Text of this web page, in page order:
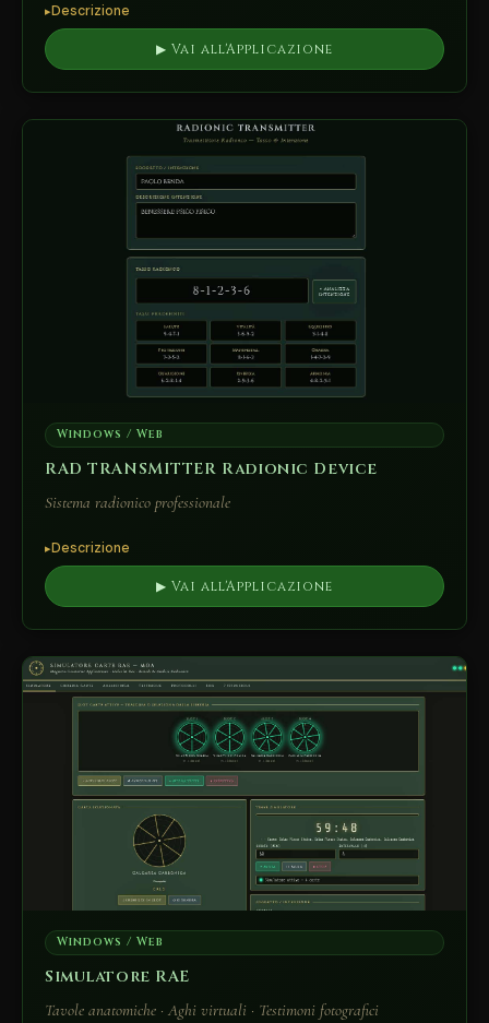
Descrizione
▶ Vai all'Applicazione
Windows / Web
RAD TRANSMITTER Radionic Device
Sistema radionico professionale
Descrizione
▶ Vai all'Applicazione
Windows / Web
Simulatore RAE
Tavole anatomiche · Aghi virtuali · Testimoni fotografici